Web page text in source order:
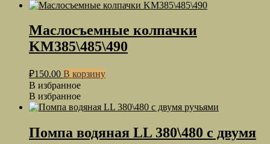
Маслосъемные колпачки
KM385\485\490
₽150.00 В корзину
В избранное
В избранное
Помпа водяная LL 380\480 с двумя